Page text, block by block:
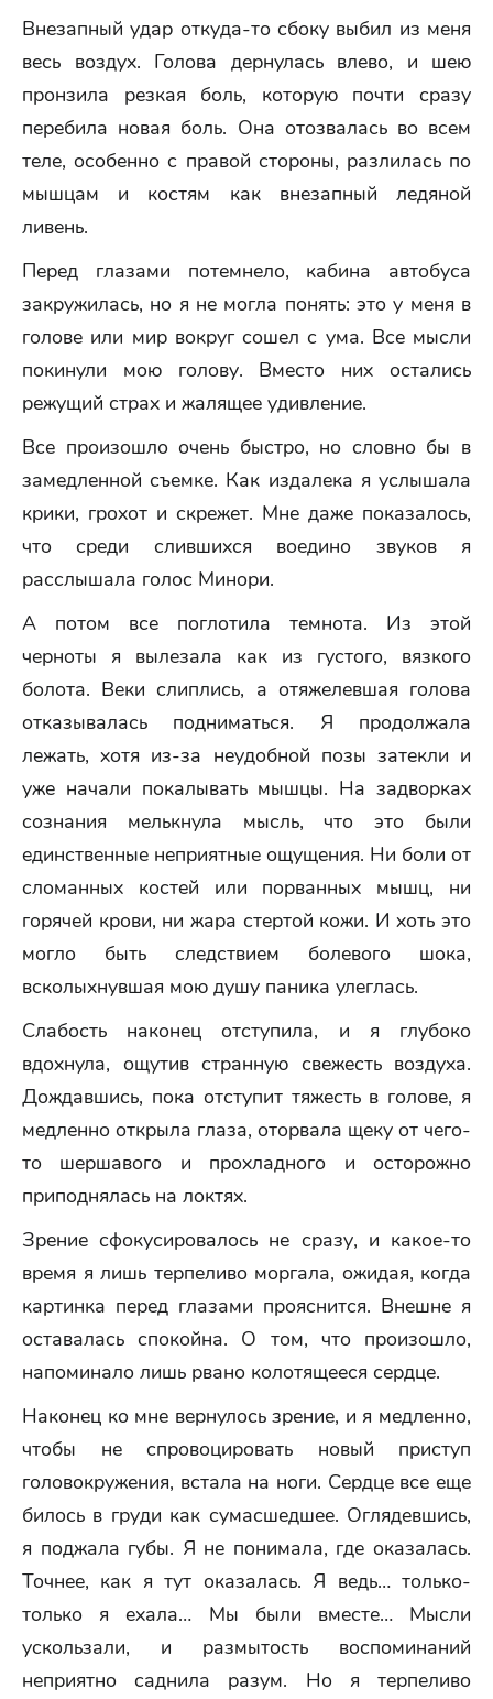
Внезапный удар откуда-то сбоку выбил из меня
весь воздух. Голова дернулась влево, и шею
пронзила резкая боль, которую почти сразу
перебила новая боль. Она отозвалась во всем
теле, особенно с правой стороны, разлилась по
мышцам и костям как внезапный ледяной
ливень.
Перед глазами потемнело, кабина автобуса
закружилась, но я не могла понять: это у меня в
голове или мир вокруг сошел с ума. Все мысли
покинули мою голову. Вместо них остались
режущий страх и жалящее удивление.
Все произошло очень быстро, но словно бы в
замедленной съемке. Как издалека я услышала
крики, грохот и скрежет. Мне даже показалось,
что среди слившихся воедино звуков я
расслышала голос Минори.
А потом все поглотила темнота. Из этой
черноты я вылезала как из густого, вязкого
болота. Веки слиплись, а отяжелевшая голова
отказывалась подниматься. Я продолжала
лежать, хотя из-за неудобной позы затекли и
уже начали покалывать мышцы. На задворках
сознания мелькнула мысль, что это были
единственные неприятные ощущения. Ни боли от
сломанных костей или порванных мышц, ни
горячей крови, ни жара стертой кожи. И хоть это
могло быть следствием болевого шока,
всколыхнувшая мою душу паника улеглась.
Слабость наконец отступила, и я глубоко
вдохнула, ощутив странную свежесть воздуха.
Дождавшись, пока отступит тяжесть в голове, я
медленно открыла глаза, оторвала щеку от чего-
то шершавого и прохладного и осторожно
приподнялась на локтях.
Зрение сфокусировалось не сразу, и какое-то
время я лишь терпеливо моргала, ожидая, когда
картинка перед глазами прояснится. Внешне я
оставалась спокойна. О том, что произошло,
напоминало лишь рвано колотящееся сердце.
Наконец ко мне вернулось зрение, и я медленно,
чтобы не спровоцировать новый приступ
головокружения, встала на ноги. Сердце все еще
билось в груди как сумасшедшее. Оглядевшись,
я поджала губы. Я не понимала, где оказалась.
Точнее, как я тут оказалась. Я ведь… только-
только я ехала… Мы были вместе… Мысли
ускользали, и размытость воспоминаний
неприятно саднила разум. Но я терпеливо